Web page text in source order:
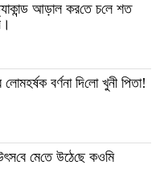
আড়াল কর‌তে চ‌লে শত
বর্ণনা দি‌লো খুনী পিতা!
মে‌তে উঠে‌ছে কও‌মি